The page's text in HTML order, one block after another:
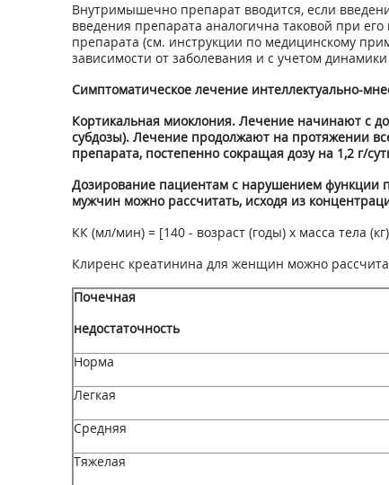
Внутримышечно препарат вводится, если
введения препарата аналогична таковой при
препарата (см. инструкции по медицинскому
зависимости от заболевания и с учетом
Симптоматическое лечение интеллектуально-
Кортикальная миоклония. Лечение начинают с
субдозы). Лечение продолжают на протяжении
препарата, постепенно сокращая дозу на 1,2 г/
Дозирование пациентам с нарушением функции
мужчин можно рассчитать, исходя из
КК (мл/мин) = [140 - возраст (годы) х масса тела
Клиренс креатинина для женщин можно
Почечная
недостаточность
Норма
Легкая
Средняя
Тяжелая